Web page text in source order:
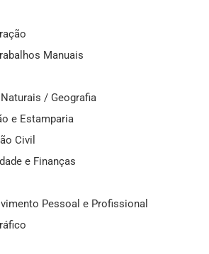
Manuais
/ Geografia
e Estamparia
Civil
e Finanças
Pessoal e Profissional